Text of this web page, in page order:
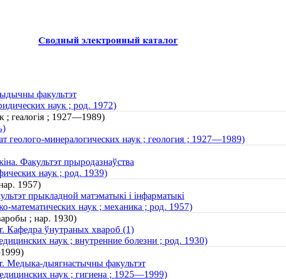
факультэт
наук ; род. 1972)
; геалогія ; 1927—1989)
геолого-минералогических наук ; геология ; 1927—1989)
Факультэт прыродазнаўства
наук ; род. 1939)
1957)
прыкладной матэматыкі і інфарматыкі
математических наук ; механика ; род. 1957)
; нар. 1930)
Кафедра ўнутраных хвароб (1)
наук ; внутренние болезни ; род. 1930)
Медыка-дыягнастычны факультэт
наук ; гигиена ; 1925—1999)